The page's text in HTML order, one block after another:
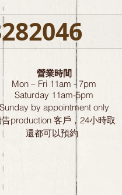
營業時間
Mon – Fri 11am - 7pm
Saturday 11am-5pm
Sunday by appointment only
告production 客戶，24小時取
還都可以預約